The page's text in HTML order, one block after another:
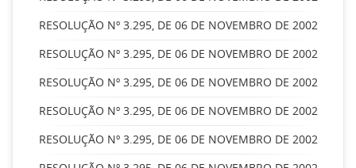
RESOLUÇÃO Nº 3.295, DE 06 DE NOVEMBRO DE 2002
RESOLUÇÃO Nº 3.295, DE 06 DE NOVEMBRO DE 2002
RESOLUÇÃO Nº 3.295, DE 06 DE NOVEMBRO DE 2002
RESOLUÇÃO Nº 3.295, DE 06 DE NOVEMBRO DE 2002
RESOLUÇÃO Nº 3.295, DE 06 DE NOVEMBRO DE 2002